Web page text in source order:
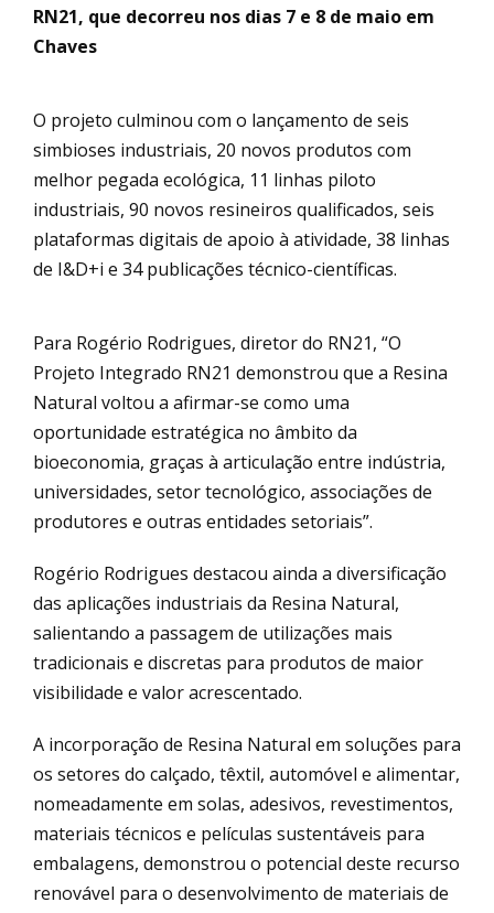
RN21, que decorreu nos dias 7 e 8 de maio em
Chaves
O projeto culminou com o lançamento de seis
simbioses industriais, 20 novos produtos com
melhor pegada ecológica, 11 linhas piloto
industriais, 90 novos resineiros qualificados, seis
plataformas digitais de apoio à atividade, 38 linhas
de I&D+i e 34 publicações técnico-científicas.
Para Rogério Rodrigues, diretor do RN21, “O
Projeto Integrado RN21 demonstrou que a Resina
Natural voltou a afirmar-se como uma
oportunidade estratégica no âmbito da
bioeconomia, graças à articulação entre indústria,
universidades, setor tecnológico, associações de
produtores e outras entidades setoriais”.
Rogério Rodrigues destacou ainda a diversificação
das aplicações industriais da Resina Natural,
salientando a passagem de utilizações mais
tradicionais e discretas para produtos de maior
visibilidade e valor acrescentado.
A incorporação de Resina Natural em soluções para
os setores do calçado, têxtil, automóvel e alimentar,
nomeadamente em solas, adesivos, revestimentos,
materiais técnicos e películas sustentáveis para
embalagens, demonstrou o potencial deste recurso
renovável para o desenvolvimento de materiais de